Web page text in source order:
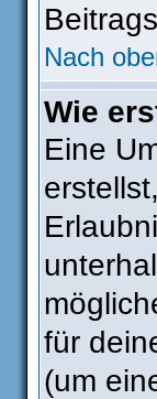
Nach
Wie
Eine
für
(um